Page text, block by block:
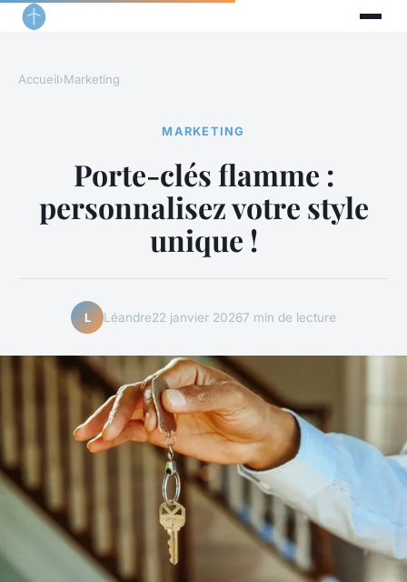
Accueil›Marketing
MARKETING
Porte-clés flamme :
personnalisez votre style
unique !
L Léandre22 janvier 20267 min de lecture